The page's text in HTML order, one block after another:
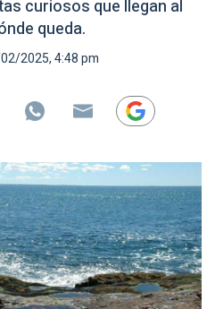
curiosos que llegan al
queda.
2025, 4:48 pm